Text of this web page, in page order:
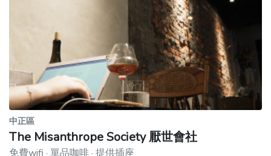
中正區
The Misanthrope Society 厭世會社
免費wifi · 單品咖啡 · 提供插座